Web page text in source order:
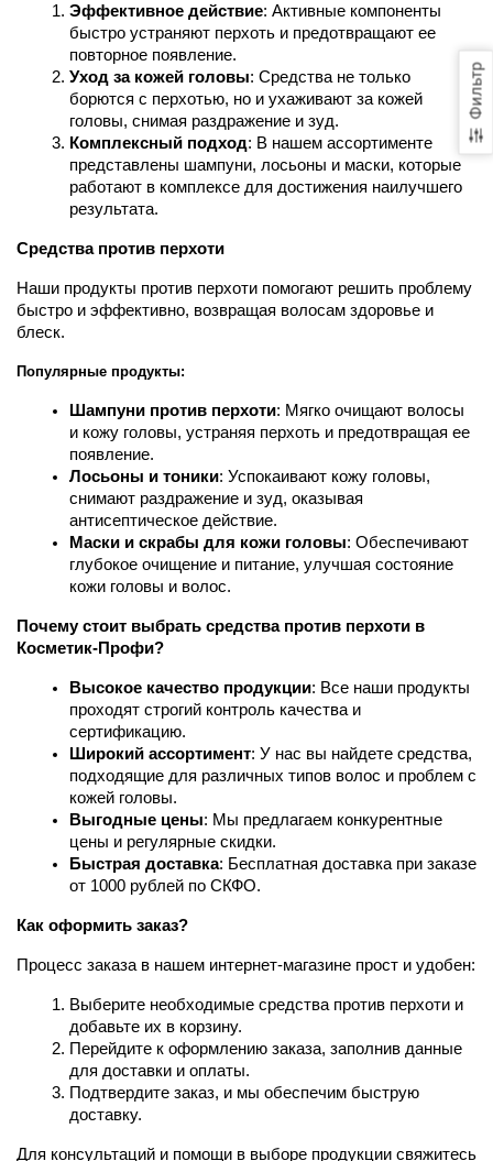
Фильтр
Эффективное действие: Активные компоненты
быстро устраняют перхоть и предотвращают ее
повторное появление.
Уход за кожей головы: Средства не только
борются с перхотью, но и ухаживают за кожей
головы, снимая раздражение и зуд.
Комплексный подход: В нашем ассортименте
представлены шампуни, лосьоны и маски, которые
работают в комплексе для достижения наилучшего
результата.
Средства против перхоти
Наши продукты против перхоти помогают решить проблему
быстро и эффективно, возвращая волосам здоровье и
блеск.
Популярные продукты:
Шампуни против перхоти: Мягко очищают волосы
и кожу головы, устраняя перхоть и предотвращая ее
появление.
Лосьоны и тоники: Успокаивают кожу головы,
снимают раздражение и зуд, оказывая
антисептическое действие.
Маски и скрабы для кожи головы: Обеспечивают
глубокое очищение и питание, улучшая состояние
кожи головы и волос.
Почему стоит выбрать средства против перхоти в
Косметик-Профи?
Высокое качество продукции: Все наши продукты
проходят строгий контроль качества и
сертификацию.
Широкий ассортимент: У нас вы найдете средства,
подходящие для различных типов волос и проблем с
кожей головы.
Выгодные цены: Мы предлагаем конкурентные
цены и регулярные скидки.
Быстрая доставка: Бесплатная доставка при заказе
от 1000 рублей по СКФО.
Как оформить заказ?
Процесс заказа в нашем интернет-магазине прост и удобен:
Выберите необходимые средства против перхоти и
добавьте их в корзину.
Перейдите к оформлению заказа, заполнив данные
для доставки и оплаты.
Подтвердите заказ, и мы обеспечим быструю
доставку.
Для консультаций и помощи в выборе продукции свяжитесь